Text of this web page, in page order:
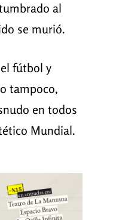
al
se murió.
fútbol y
tampoco,
en todos
Mundial.